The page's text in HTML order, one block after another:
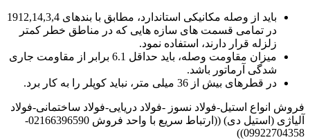
باید از وصله مکانیکی استاندارد، مطابق با بندهای 1912,14,3,4
در تمامی قسمت های سازه هایی که در مناطق خطر کمتر
زلزله قرار دارند، استفاده نمود.
میزان مقاومت وصله، باید حداقل 6.1 برابر از مقاومت جاری
شدگی آرماتور باشد.
در قطرهای بیش از 36 میلی متر، نباید کوپلر را به کار برد.
فروش انواع استیل-فولاد نسوز -فولاد دریایی-فولاد ساختمانی-فولاد
آلیاژی (استیل دی) ((ارتباط سریع با واحد فروش 02166396590-
09922704358))